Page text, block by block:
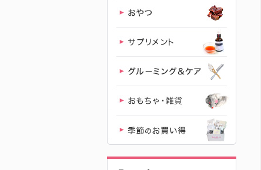
ド専門店
「たまのお
ねだり
（tama）」
公式サイト |
【公式】プ